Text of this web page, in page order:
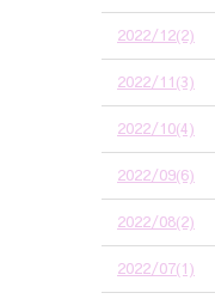
2022/12(2)
2022/11(3)
2022/10(4)
2022/09(6)
2022/08(2)
2022/07(1)